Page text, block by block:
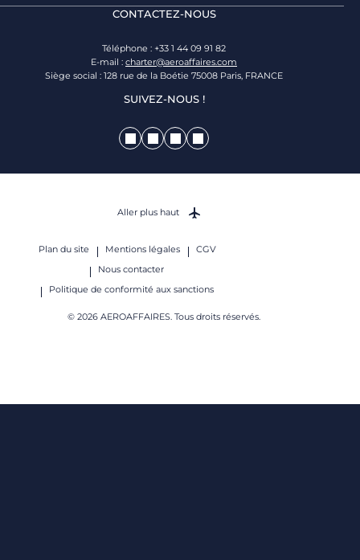
CONTACTEZ-NOUS
Téléphone : +33 1 44 09 91 82
E-mail : charter@aeroaffaires.com
Siège social : 128 rue de la Boétie 75008 Paris, FRANCE
SUIVEZ-NOUS !
Plan du site Mentions légales
CGV
Nous contacter
Politique de conformité aux sanctions
© 2026 AEROAFFAIRES. Tous droits réservés.
Aller plus haut